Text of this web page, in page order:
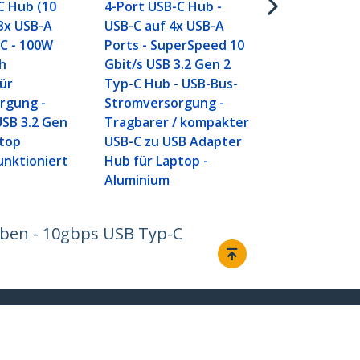
Hub (10
USB-A
- 100W
-
3.2 Gen
4-Port USB-C Hub -
USB-C auf 4x USB-A
Ports - SuperSpeed 10
Gbit/s USB 3.2 Gen 2
Typ-C Hub - USB-Bus-
Stromversorgung -
Tragbarer / kompakter
USB-C zu USB Adapter
Hub für Laptop -
Aluminium
- 10gbps USB Typ-C
Verbinden